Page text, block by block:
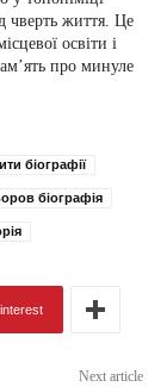
чверть життя. Це
освіти і
про минуле
біографії
біографія
Next article